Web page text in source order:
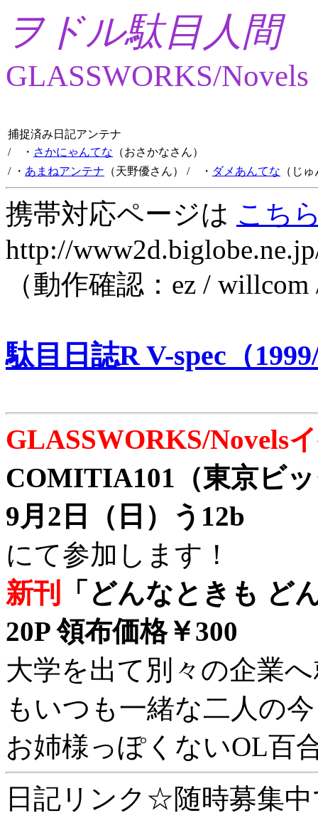
ヲドル駄目人間
GLASSWORKS/Novels
捕捉済み日記アンテナ
/ ・ さかにゃんてな （おさかなさん）
/ ・ あまねアンテナ （天野優さん） / ・ ダメあんてな （じ
携帯対応ページは こち
http://
（動作確認：ez /
駄目日誌R V-spec（
GLASSWORKS/Novels
COMITIA101（東京ビ
9月2日（日）う12b
にて参加します！
新刊
「どんなときも ど
20P 領布価格￥300
大学を出て別々の企業
もいつも一緒な二人の
お姉様っぽくないOL百
日記リンク☆随時募集